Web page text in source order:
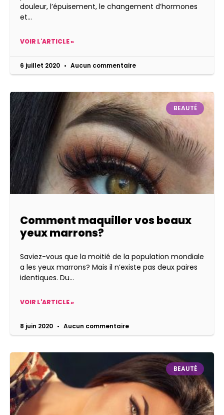
douleur, l’épuisement, le changement d’hormones
et
VOIR L'ARTICLE »
6 juillet 2020 Aucun commentaire
BEAUTÉ
Comment maquiller vos beaux
yeux marrons?
Saviez-vous que la moitié de la population mondiale
a les yeux marrons? Mais il n’existe pas deux paires
identiques. Du
VOIR L'ARTICLE »
8 juin 2020 Aucun commentaire
BEAUTÉ